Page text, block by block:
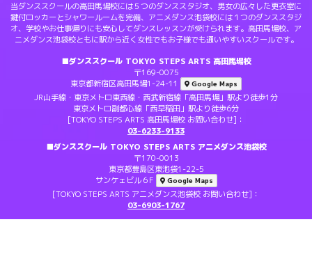
当ダンススクールの高田馬場校には５つのダンススタジオ、男女の広々した更衣室に
鍵付ロッカーとシャワールームを完備、アニメダンス池袋校には１つのダンススタジ
オ、学校やお仕事帰りにも安心してダンスレッスンが受けられます。高田馬場校、ア
ニメダンス池袋校ともに駅から近く女性でもお子様でも通いやすいスクールです。
■ダンススクール TOKYO STEPS ARTS 高田馬場校
〒169-0075
東京都新宿区高田馬場1-24-11
Google Maps
JR山手線・東京メトロ東西線・西武新宿線「高田馬場」駅より徒歩1分
東京メトロ副都心線「西早稲田」駅より徒歩6分
[TOKYO STEPS ARTS 高田馬場校 お問い合わせ]：
03-6233-9133
■ダンススクール TOKYO STEPS ARTS アニメダンス池袋校
〒170-0013
東京都豊島区東池袋1-22-5
サンケェビル６F
Google Maps
[TOKYO STEPS ARTS アニメダンス池袋校 お問い合わせ]：
03-6903-1767